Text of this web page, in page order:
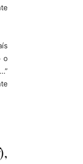
o
),